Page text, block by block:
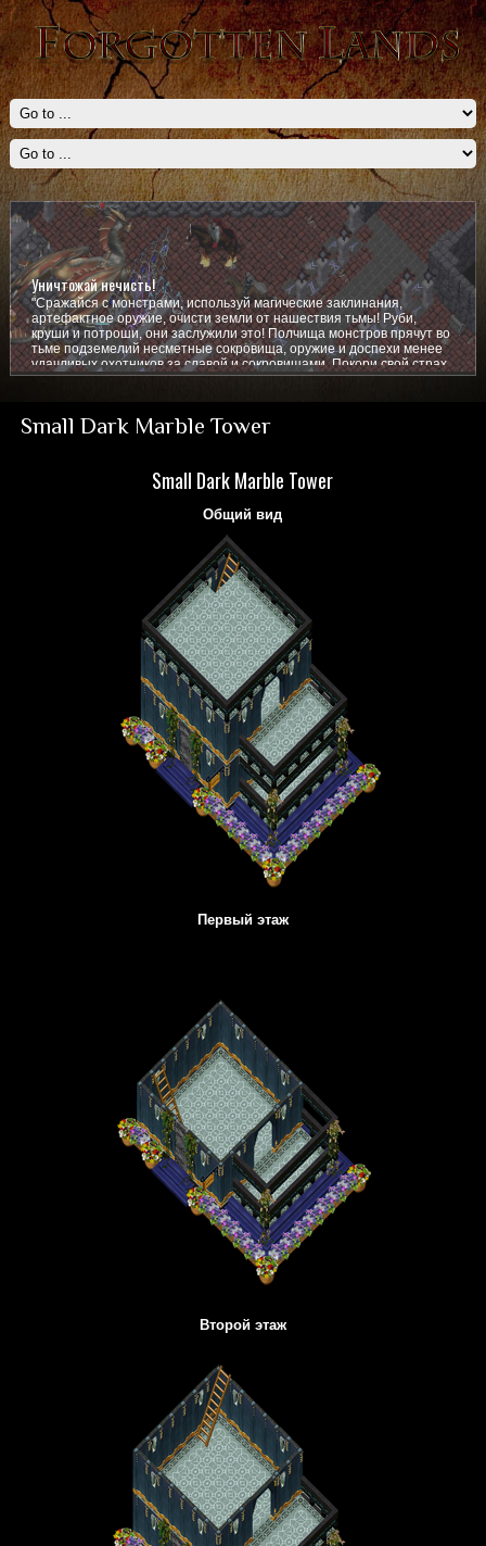
Уничтожай нечисть!
"Сражайся с монстрами, используй магические заклинания,
артефактное оружие, очисти земли от нашествия тьмы! Руби,
круши и потроши, они заслужили это! Полчища монстров прячут во
тьме подземелий несметные сокровища, оружие и доспехи менее
удачливых охотников за славой и сокровищами. Покори свой страх,
покажи им кто тут главный!
Small Dark Marble Tower
Small Dark Marble Tower
Общий вид
Первый этаж
Второй этаж